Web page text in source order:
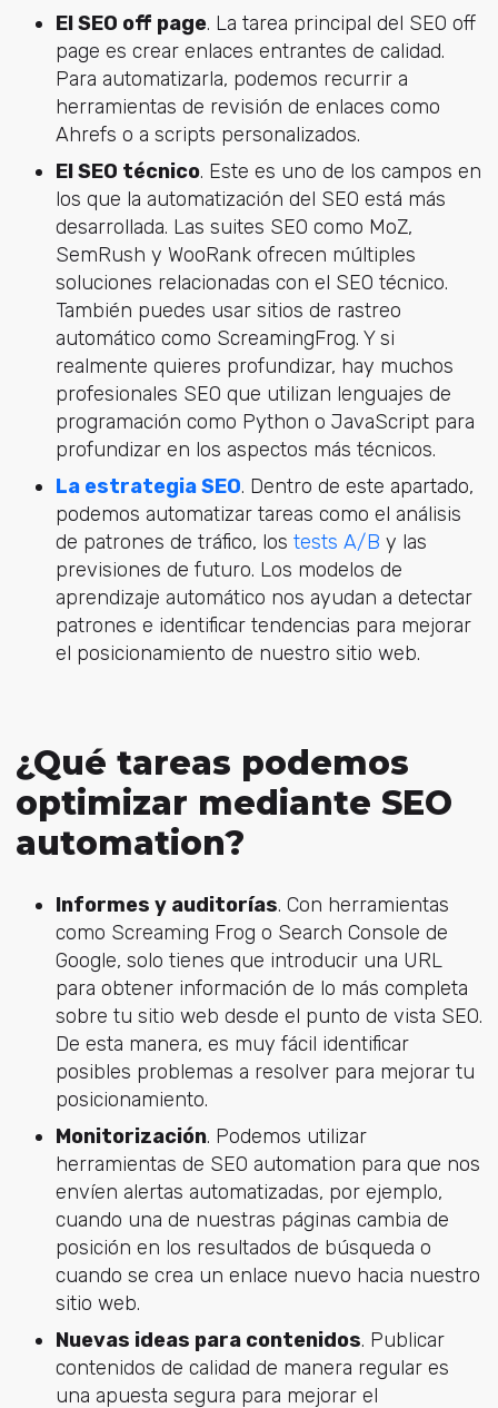
El SEO off page. La tarea principal del SEO off
page es crear enlaces entrantes de calidad.
Para automatizarla, podemos recurrir a
herramientas de revisión de enlaces como
Ahrefs o a scripts personalizados.
El SEO técnico. Este es uno de los campos en
los que la automatización del SEO está más
desarrollada. Las suites SEO como MoZ,
SemRush y WooRank ofrecen múltiples
soluciones relacionadas con el SEO técnico.
También puedes usar sitios de rastreo
automático como ScreamingFrog. Y si
realmente quieres profundizar, hay muchos
profesionales SEO que utilizan lenguajes de
programación como Python o JavaScript para
profundizar en los aspectos más técnicos.
La estrategia SEO. Dentro de este apartado,
podemos automatizar tareas como el análisis
de patrones de tráfico, los tests A/B y las
previsiones de futuro. Los modelos de
aprendizaje automático nos ayudan a detectar
patrones e identificar tendencias para mejorar
el posicionamiento de nuestro sitio web.
¿Qué tareas podemos
optimizar mediante SEO
automation?
Informes y auditorías. Con herramientas
como Screaming Frog o Search Console de
Google, solo tienes que introducir una URL
para obtener información de lo más completa
sobre tu sitio web desde el punto de vista SEO.
De esta manera, es muy fácil identificar
posibles problemas a resolver para mejorar tu
posicionamiento.
Monitorización. Podemos utilizar
herramientas de SEO automation para que nos
envíen alertas automatizadas, por ejemplo,
cuando una de nuestras páginas cambia de
posición en los resultados de búsqueda o
cuando se crea un enlace nuevo hacia nuestro
sitio web.
Nuevas ideas para contenidos. Publicar
contenidos de calidad de manera regular es
una apuesta segura para mejorar el